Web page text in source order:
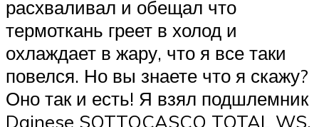
расхваливал и обещал что
термоткань греет в холод и
охлаждает в жару, что я все таки
повелся. Но вы знаете что я скажу?
Оно так и есть! Я взял подшлемник
Dainese SOTTOCASCO TOTAL WS,